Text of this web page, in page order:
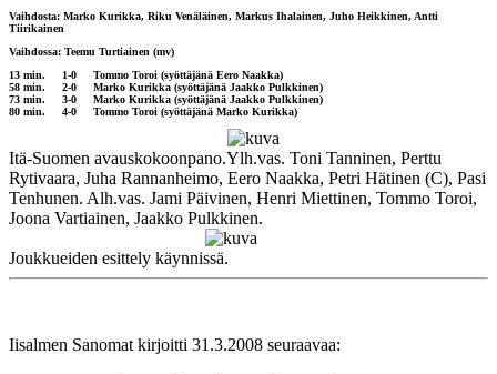
Vaihdosta: Marko Kurikka, Riku Venäläinen, Markus Ihalainen, Juho Heikkinen, Antti
Tiirikainen
Vaihdossa: Teemu Turtiainen (mv)
13 min. 1-0 Tommo Toroi (syöttäjänä Eero Naakka)
58 min. 2-0 Marko Kurikka (syöttäjänä Jaakko Pulkkinen)
73 min. 3-0 Marko Kurikka (syöttäjänä Jaakko Pulkkinen)
80 min. 4-0 Tommo Toroi (syöttäjänä Marko Kurikka)
Itä-Suomen avauskokoonpano.Ylh.vas. Toni Tanninen, Perttu
Rytivaara, Juha Rannanheimo, Eero Naakka, Petri Hätinen (C), Pasi
Tenhunen. Alh.vas. Jami Päivinen, Henri Miettinen, Tommo Toroi,
Joona Vartiainen, Jaakko Pulkkinen.
Joukkueiden esittely käynnissä.
Iisalmen Sanomat kirjoitti 31.3.2008 seuraavaa: